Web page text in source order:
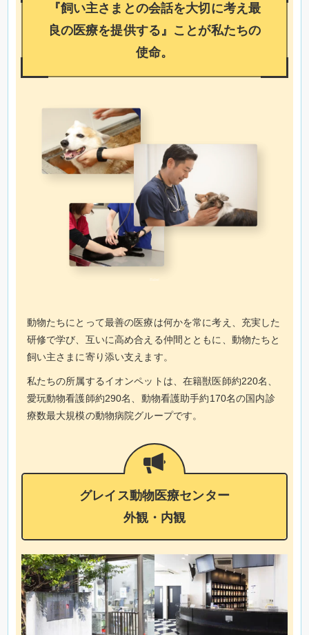
『飼い主さまとの会話を大切に考え最
良の医療を提供する』ことが私たちの
使命。
動物たちにとって最善の医療は何かを常に考え、充実した
研修で学び、互いに高め合える仲間とともに、動物たちと
飼い主さまに寄り添い支えます。
私たちの所属するイオンペットは、在籍獣医師約220名、
愛玩動物看護師約290名、動物看護助手約170名の国内診
療数最大規模の動物病院グループです。
グレイス動物医療センター
外観・内観